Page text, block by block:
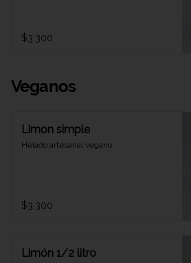
$3.300
Veganos
Limon simple
Helado artesanal vegano
$3.300
Limón 1/2 litro